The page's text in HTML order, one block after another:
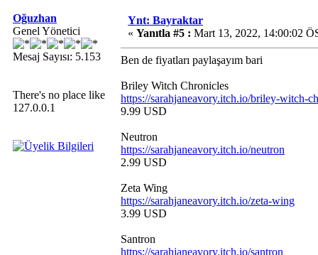
Oğuzhan
Genel Yönetici
Mesaj Sayısı: 5.153
There's no place like
127.0.0.1
Ynt: Bayraktar
« Yanıtla #5 : Mart 13, 2022, 14:00:02
Ben de fiyatları paylaşayım bari
Briley Witch Chronicles
https://sarahjaneavory.itch.io/briley-witch-
9.99 USD
Neutron
https://sarahjaneavory.itch.io/neutron
2.99 USD
Zeta Wing
https://sarahjaneavory.itch.io/zeta-wing
3.99 USD
Santron
https://sarahjaneavory.itch.io/santron